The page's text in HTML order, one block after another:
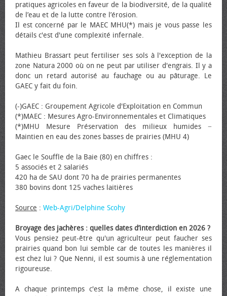
pratiques agricoles en faveur de la biodiversité, de la qualité
de l’eau et de la lutte contre l’érosion.
Il est concerné par le MAEC MHU(*) mais je vous passe les
détails c'est d'une complexité infernale.
Mathieu Brassart peut fertiliser ses sols à l'exception de la
zone Natura 2000 où on ne peut par utiliser d'engrais. Il y a
donc un retard autorisé au fauchage ou au pâturage. Le
GAEC y fait du foin.
(-)GAEC : Groupement Agricole d'Exploitation en Commun
(*)MAEC : Mesures Agro-Environnementales et Climatiques
(*)MHU Mesure Préservation des milieux humides −
Maintien en eau des zones basses de prairies (MHU 4)
Gaec le Souffle de la Baie (80) en chiffres :
5 associés et 2 salariés
420 ha de SAU dont 70 ha de prairies permanentes
380 bovins dont 125 vaches laitières
Source : Web-Agri/Delphine Scohy
Broyage des jachères : quelles dates d’interdiction en 2026 ?
Vous pensiez peut-être qu'un agriculteur peut faucher ses
prairies quand bon lui semble car de toutes les manières il
est chez lui ? Que Nenni, il est soumis à une réglementation
rigoureuse.
A chaque printemps c'est la même chose, il existe une